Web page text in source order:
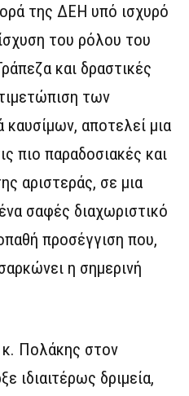
της ΔΕΗ υπό ισχυρό
του ρόλου του
και δραστικές
των
αποτελεί μια
πιο παραδοσιακές και
αριστεράς, σε μια
σαφές διαχωριστικό
προσέγγιση που,
η σημερινή
κ. Πολάκης στον
ιδιαιτέρως δριμεία,